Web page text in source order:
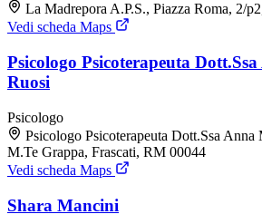
La Madrepora A.P.S., Piazza Roma, 2/
Vedi scheda Maps
Psicologo Psicoterapeuta
Ruosi
Psicologo
Psicologo Psicoterapeuta Dott.Ssa Anna
M.Te Grappa, Frascati, RM 00044
Vedi scheda Maps
Shara Mancini